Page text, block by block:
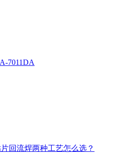
7011DA
回流焊两种工艺怎么选？